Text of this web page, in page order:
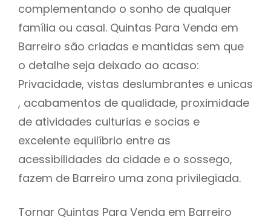
complementando o sonho de qualquer
família ou casal. Quintas Para Venda em
Barreiro são criadas e mantidas sem que
o detalhe seja deixado ao acaso:
Privacidade, vistas deslumbrantes e unicas
, acabamentos de qualidade, proximidade
de atividades culturias e socias e
excelente equilíbrio entre as
acessibilidades da cidade e o sossego,
fazem de Barreiro uma zona privilegiada.
Tornar Quintas Para Venda em Barreiro